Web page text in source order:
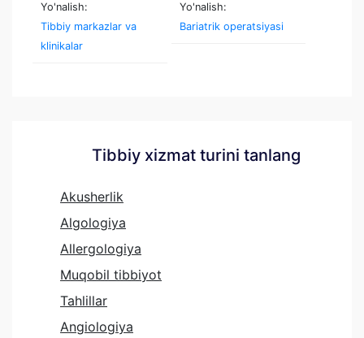
Yo'nalish:
Tibbiy markazlar va
klinikalar
Yo'nalish:
Bariatrik operatsiyasi
Tibbiy xizmat turini tanlang
Akusherlik
Algologiya
Allergologiya
Muqobil tibbiyot
Tahlillar
Angiologiya